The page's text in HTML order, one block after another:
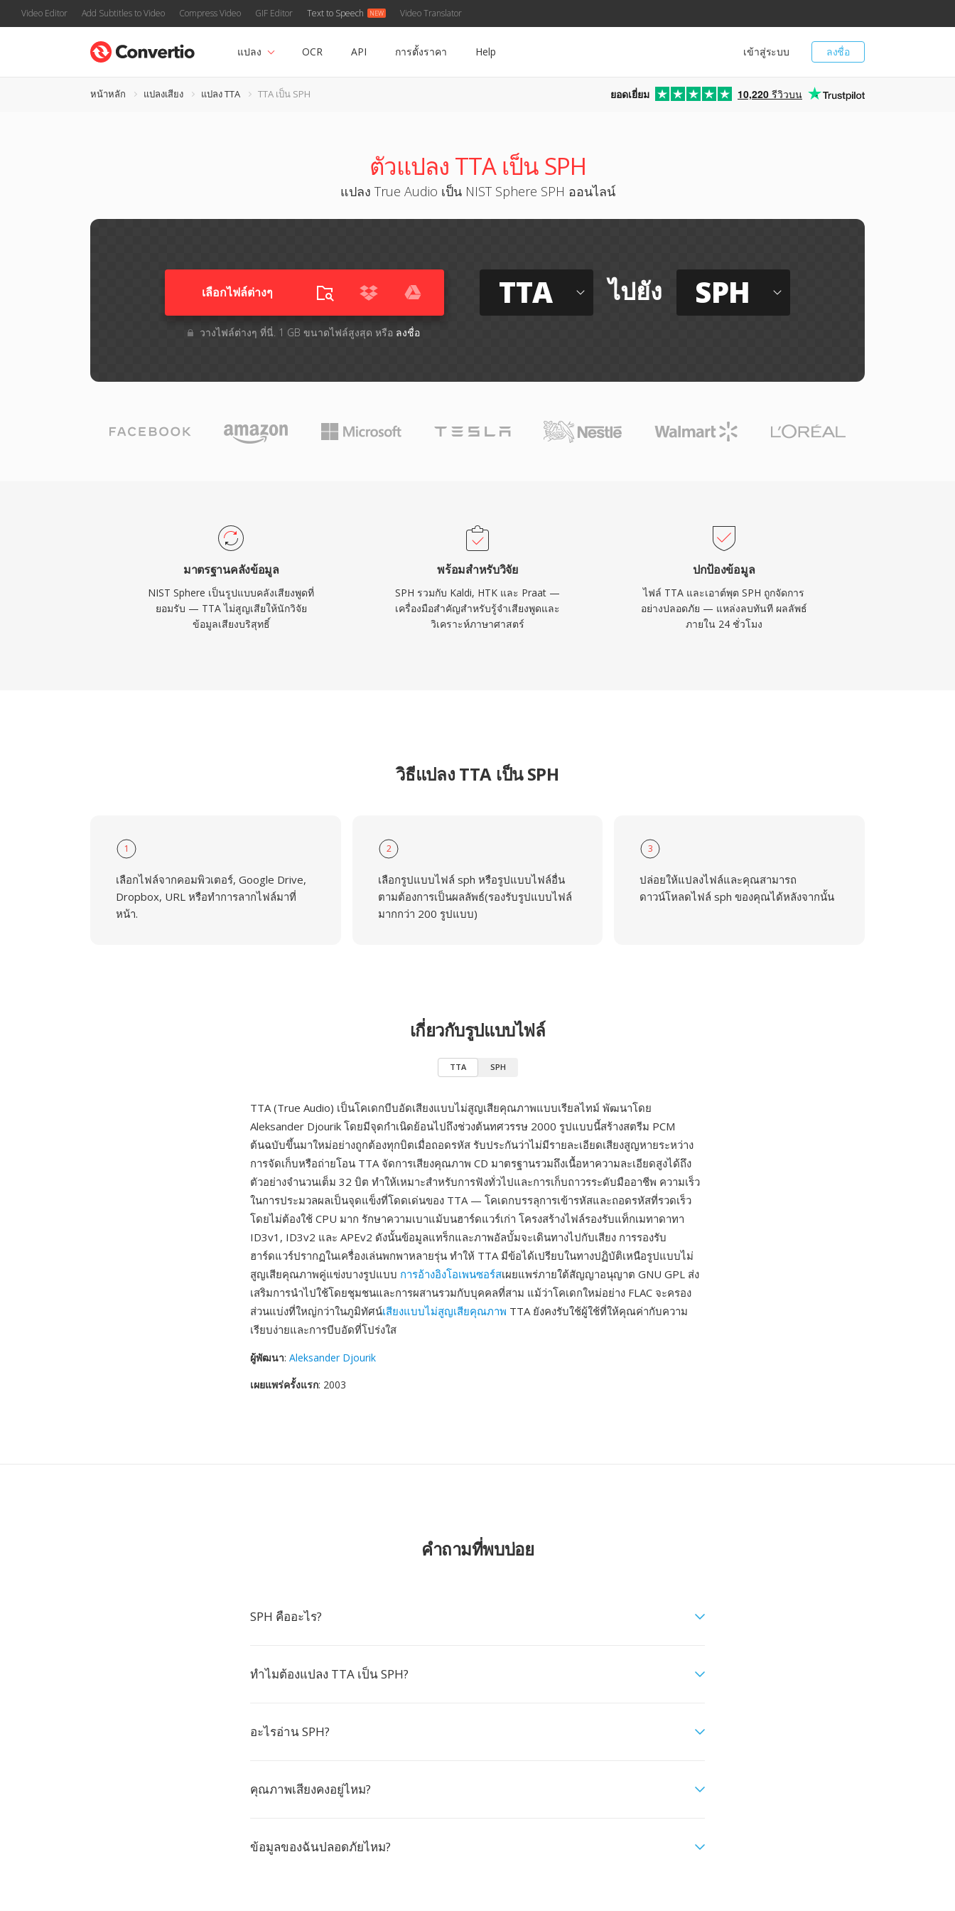
Video Editor Add Subtitles to Video Compress Video GIF Editor Text to Speech Video Translator
ลงชื่อ
เข้าสู่ระบบ
แปลง OCR API การตั้งราคา Help
หน้าหลัก แปลงเสียง แปลง TTA TTA เป็น SPH ยอดเยี่ยม 10,220 รีวิวบน
ตัวแปลง TTA เป็น SPH
แปลง True Audio เป็น NIST Sphere SPH ออนไลน์
เลือกไฟล์ต่างๆ​
วางไฟล์ต่างๆ​ ที่นี่. 1 GB ขนาดไฟล์สูงสุด หรือ ลงชื่อ
TTA ไปยัง SPH
มาตรฐานคลังข้อมูล
NIST Sphere เป็นรูปแบบคลังเสียงพูดที่
ยอมรับ — TTA ไม่สูญเสียให้นักวิจัย
ข้อมูลเสียงบริสุทธิ์
พร้อมสำหรับวิจัย
SPH รวมกับ Kaldi, HTK และ Praat —
เครื่องมือสำคัญสำหรับรู้จำเสียงพูดและ
วิเคราะห์ภาษาศาสตร์
ปกป้องข้อมูล
ไฟล์ TTA และเอาต์พุต SPH ถูกจัดการ
อย่างปลอดภัย — แหล่งลบทันที ผลลัพธ์
ภายใน 24 ชั่วโมง
วิธีแปลง TTA เป็น SPH
1
เลือกไฟล์จากคอมพิวเตอร์, Google Drive,
Dropbox, URL หรือทำการลากไฟล์มาที่
หน้า.
2
เลือกรูปแบบไฟล์ sph หรือรูปแบบไฟล์อื่น
ตามต้องการเป็นผลลัพธ์(รองรับรูปแบบไฟล์
มากกว่า 200 รูปแบบ)
3
ปล่อยให้แปลงไฟล์และคุณสามารถ
ดาวน์โหลดไฟล์ sph ของคุณได้หลังจากนั้น
เกี่ยวกับรูปแบบไฟล์
TTA SPH
TTA (True Audio) เป็นโคเดกบีบอัดเสียงแบบไม่สูญเสียคุณภาพแบบเรียลไทม์ พัฒนาโดย
Aleksander Djourik โดยมีจุดกำเนิดย้อนไปถึงช่วงต้นทศวรรษ 2000 รูปแบบนี้สร้างสตรีม PCM
ต้นฉบับขึ้นมาใหม่อย่างถูกต้องทุกบิตเมื่อถอดรหัส รับประกันว่าไม่มีรายละเอียดเสียงสูญหายระหว่าง
การจัดเก็บหรือถ่ายโอน TTA จัดการเสียงคุณภาพ CD มาตรฐานรวมถึงเนื้อหาความละเอียดสูงได้ถึง
ตัวอย่างจำนวนเต็ม 32 บิต ทำให้เหมาะสำหรับการฟังทั่วไปและการเก็บถาวรระดับมืออาชีพ ความเร็ว
ในการประมวลผลเป็นจุดแข็งที่โดดเด่นของ TTA — โคเดกบรรลุการเข้ารหัสและถอดรหัสที่รวดเร็ว
โดยไม่ต้องใช้ CPU มาก รักษาความเบาแม้บนฮาร์ดแวร์เก่า โครงสร้างไฟล์รองรับแท็กเมทาดาทา
ID3v1, ID3v2 และ APEv2 ดังนั้นข้อมูลแทร็กและภาพอัลบั้มจะเดินทางไปกับเสียง การรองรับ
ฮาร์ดแวร์ปรากฏในเครื่องเล่นพกพาหลายรุ่น ทำให้ TTA มีข้อได้เปรียบในทางปฏิบัติเหนือรูปแบบไม่
สูญเสียคุณภาพคู่แข่งบางรูปแบบ การอ้างอิงโอเพนซอร์สเผยแพร่ภายใต้สัญญาอนุญาต GNU GPL ส่ง
เสริมการนำไปใช้โดยชุมชนและการผสานรวมกับบุคคลที่สาม แม้ว่าโคเดกใหม่อย่าง FLAC จะครอง
ส่วนแบ่งที่ใหญ่กว่าในภูมิทัศน์เสียงแบบไม่สูญเสียคุณภาพ TTA ยังคงรับใช้ผู้ใช้ที่ให้คุณค่ากับความ
เรียบง่ายและการบีบอัดที่โปร่งใส
ผู้พัฒนา: Aleksander Djourik
เผยแพร่ครั้งแรก: 2003
คำถามที่พบบ่อย
SPH คืออะไร?
ทำไมต้องแปลง TTA เป็น SPH?
อะไรอ่าน SPH?
คุณภาพเสียงคงอยู่ไหม?
ข้อมูลของฉันปลอดภัยไหม?